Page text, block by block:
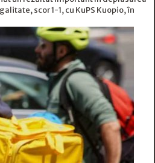
scor 1-1, cu KuPS Kuopio, în